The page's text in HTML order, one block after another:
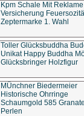
Kpm Schale Mit Reklame
Versicherung
Zeptermarke 1. Wahl
Toller Glücksbuddha
Unikat Happy Buddha
Glücksbringer Holzfigur
MÜnchner Biedermeier
Historische Ohrringe
Schaumgold 585
Perlen